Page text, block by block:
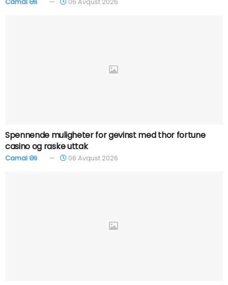
Camal Əli 06 Avqust 2026
Spennende muligheter for gevinst med thor fortune
casino og raske uttak
Camal Əli 06 Avqust 2026